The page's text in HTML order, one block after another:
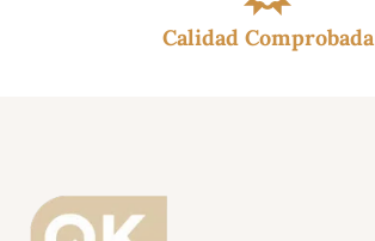
Calidad Comprobada